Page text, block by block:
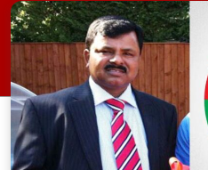
ইফতেখার আহমদ
মঙ্গলবার দুপুরে মামলার
প্রমাণ জেরা শেষে
হওয়ায় খালাস দেন